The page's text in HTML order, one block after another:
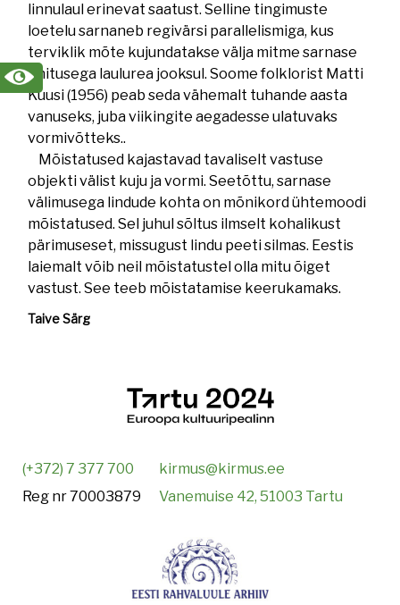
linnulaul erinevat saatust. Selline tingimuste
loetelu sarnaneb regivärsi parallelismiga, kus
terviklik mõte kujundatakse välja mitme sarnase
ehitusega laulurea jooksul. Soome folklorist Matti
Kuusi (1956) peab seda vähemalt tuhande aasta
vanuseks, juba viikingite aegadesse ulatuvaks
vormivõtteks..
Mõistatused kajastavad tavaliselt vastuse
objekti välist kuju ja vormi. Seetõttu, sarnase
välimusega lindude kohta on mõnikord ühtemoodi
mõistatused. Sel juhul sõltus ilmselt kohalikust
pärimuseset, missugust lindu peeti silmas. Eestis
laiemalt võib neil mõistatustel olla mitu õiget
vastust. See teeb mõistatamise keerukamaks.
Taive Särg
(+372) 7 377 700
Reg nr 70003879
kirmus@kirmus.ee
Vanemuise 42, 51003 Tartu